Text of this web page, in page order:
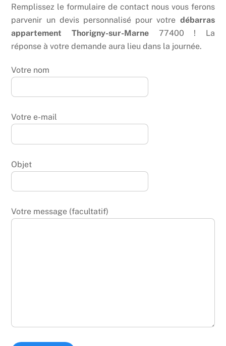
Remplissez le formulaire de contact nous vous ferons
parvenir un devis personnalisé pour votre débarras
appartement Thorigny-sur-Marne77400 ! La
réponse à votre demande aura lieu dans la journée.
Votre nom
Votre e-mail
Objet
Votre message (facultatif)